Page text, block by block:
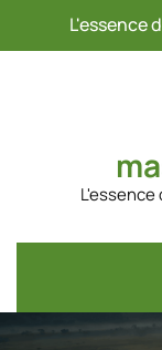
L'essence